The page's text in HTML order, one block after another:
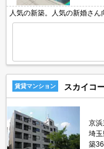
人気の新築。人気の新婚さん
払い可。ペット飼育時敷金2
賃貸マンション スカイコ
京
埼玉
築